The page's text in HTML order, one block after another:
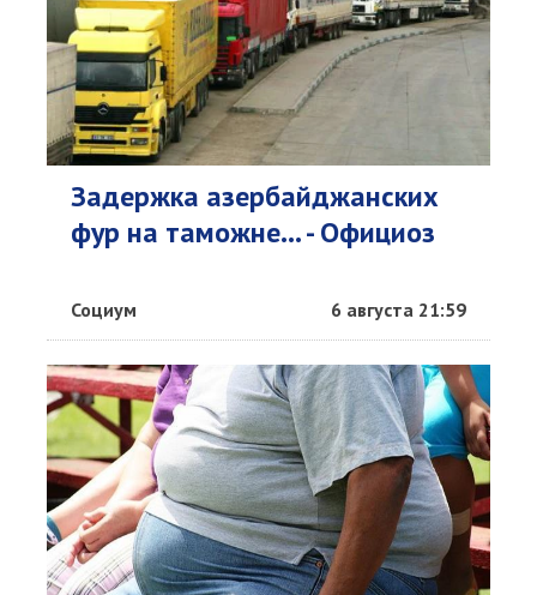
Задержка азербайджанских
фур на таможне... - Официоз
Социум 6 августа 21:59